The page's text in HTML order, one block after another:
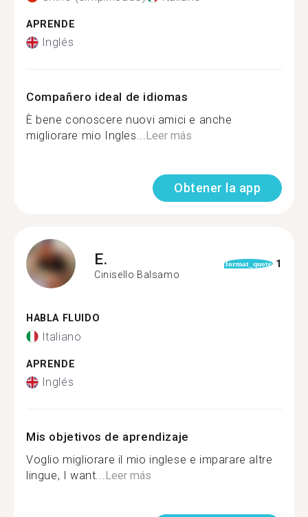
APRENDE
Inglés
Compañero ideal de idiomas
È bene conoscere nuovi amici e anche
migliorare mio Ingles...Leer más
Obtener la app
E.
Cinisello Balsamo
format_quote 1
HABLA FLUIDO
Italiano
APRENDE
Inglés
Mis objetivos de aprendizaje
Voglio migliorare il mio inglese e imparare altre
lingue, I want...Leer más